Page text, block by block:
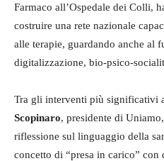
Farmaco all’Ospedale dei Colli,
costruire una rete nazionale
alle terapie, guardando anche al
digitalizzazione, bio-psico-
Tra gli interventi più significativi
Scopinaro, presidente di
riflessione sul linguaggio della
concetto di “presa in carico” con